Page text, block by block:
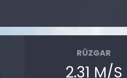
RÜZGAR
2.31 M/S